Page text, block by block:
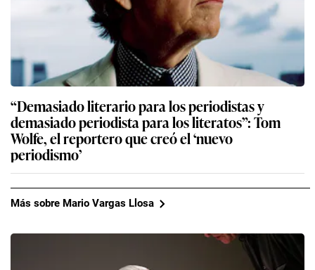
“Demasiado literario para los periodistas y
demasiado periodista para los literatos”: Tom
Wolfe, el reportero que creó el ‘nuevo
periodismo’
Más sobre Mario Vargas Llosa